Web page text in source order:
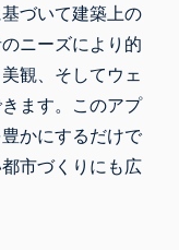
づいて建築上の
ニーズにより的
観、そしてウェ
ます。このアプ
かにするだけで
市づくりにも広